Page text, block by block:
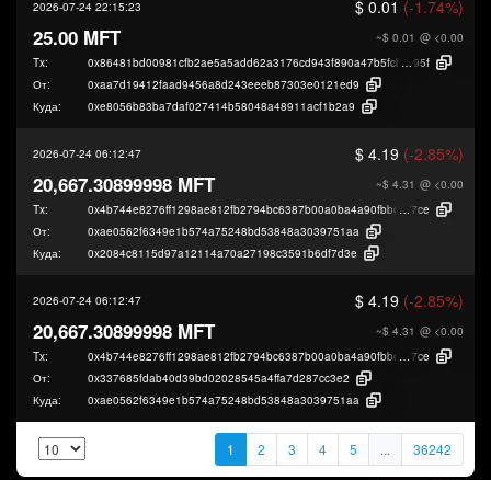
2026-07-24 22:15:23 $ 0.01 (-1.74%)
~$ 0.01 @ <0.00
25.00 MFT
Tx: 0x86481bd00981cfb2ae5a5add62a3176cd943f890a47b5fcba25bcd3ead861
95f
От:
0xaa7d19412faad9456a8d243eeeb87303e0121ed9
Куда:
0xe8056b83ba7daf027414b58048a48911acf1b2a9
2026-07-24 06:12:47 $ 4.19 (-2.85%)
~$ 4.31 @ <0.00
20,667.30899998 MFT
Tx: 0x4b744e8276ff1298ae812fb2794bc6387b00a0ba4a90fbbc087418d9909a2
7ce
От:
0xae0562f6349e1b574a75248bd53848a3039751aa
Куда:
0x2084c8115d97a12114a70a27198c3591b6df7d3e
2026-07-24 06:12:47 $ 4.19 (-2.85%)
~$ 4.31 @ <0.00
20,667.30899998 MFT
Tx: 0x4b744e8276ff1298ae812fb2794bc6387b00a0ba4a90fbbc087418d9909a2
7ce
От:
0x337685fdab40d39bd02028545a4ffa7d287cc3e2
Куда:
0xae0562f6349e1b574a75248bd53848a3039751aa
1 2 3 4 5 ... 36242